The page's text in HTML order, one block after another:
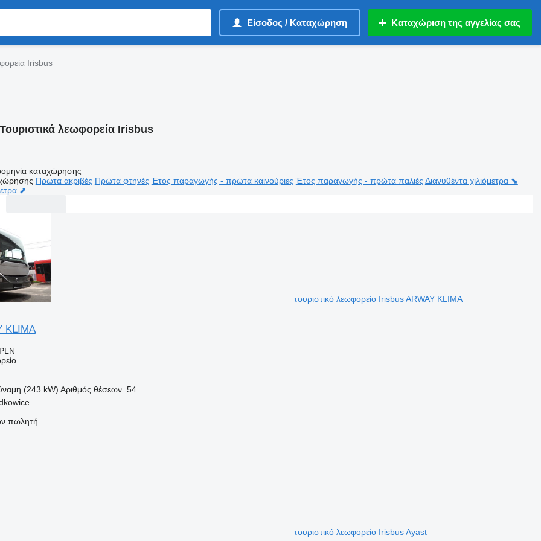
Είσοδος / Καταχώρηση Καταχώριση της αγγελίας σας
Irisbus
Τουριστικά λεωφορεία Irisbus
καταχώρησης
Πρώτα ακριβές Πρώτα φτηνές Έτος παραγωγής - πρώτα καινούριες Έτος παραγωγής - πρώτα παλιές Διανυθέντα χιλιόμετρα ⬊
⬈
τουριστικό λεωφορείο Irisbus ARWAY KLIMA
KLIMA
(243 kW) Αριθμός θέσεων 54
πωλητή
τουριστικό λεωφορείο Irisbus Ayast